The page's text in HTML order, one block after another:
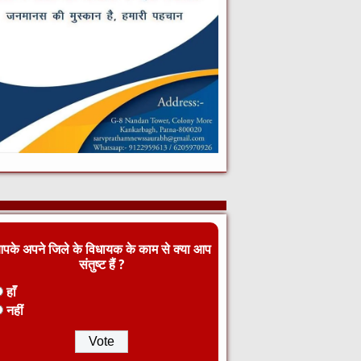
अपने जिले के विधायक के काम से क्या आप
संतुष्ट हैं ?
हाँ
नहीं